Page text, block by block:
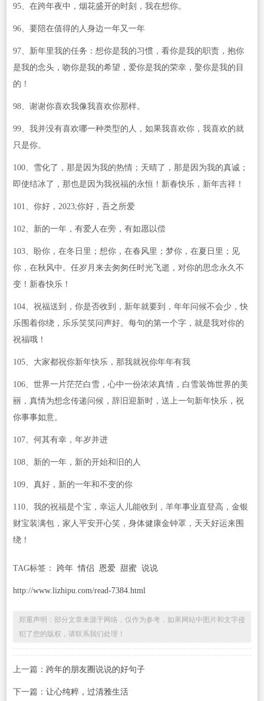
95、在跨年夜中，烟花盛开的时刻，我在想你。
96、要陪在值得的人身边一年又一年
97、新年里我的任务：想你是我的习惯，看你是我的职责，抱你
是我的念头，吻你是我的希望，爱你是我的荣幸，娶你是我的目
的！
98、谢谢你喜欢我像我喜欢你那样。
99、我并没有喜欢哪一种类型的人，如果我喜欢你，我喜欢的就
只是你。
100、雪化了，那是因为我的热情；天晴了，那是因为我的真诚；
即使结冰了，那也是因为我祝福的永恒！新春快乐，新年吉祥！
101、你好，2023;你好，吾之所爱
102、新的一年，有爱人在旁，有如愿以偿
103、盼你，在冬日里；想你，在春风里；梦你，在夏日里；见
你，在秋风中。任岁月来去匆匆任时光飞逝，对你的思念永久不
变！新春快乐！
104、祝福送到，你是否收到，新年就要到，年年问候不会少，快
乐围着你绕，乐乐笑笑问声好。每句的第一个字，就是我对你的
祝福哦！
105、大家都祝你新年快乐，那我就祝你年年有我
106、世界一片茫茫白雪，心中一份浓浓真情，白雪装饰世界的美
丽，真情为想念传递问候，辞旧迎新时，送上一句新年快乐，祝
你事事如意。
107、何其有幸，年岁并进
108、新的一年，新的开始和旧的人
109、真好，新的一年和不变的你
110、我的祝福是个宝，幸运人儿能收到，羊年事业直登高，金银
财宝装满包，家人平安开心笑，身体健康金钟罩，天天好运来围
绕！
TAG标签： 跨年 情侣 恩爱 甜蜜 说说
http://www.lizhipu.com/read-7384.html
郑重声明：部分文章来源于网络，仅作为参考，如果网站中图片和文字侵
犯了您的版权，请联系我们处理！
上一篇： 跨年的朋友圈说说的好句子
下一篇： 让心纯粹，过清雅生活